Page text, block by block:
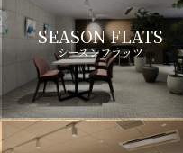
SEASON FLATS
シーズンフラッツ